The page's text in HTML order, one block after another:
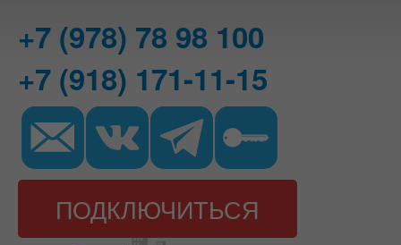
+7 (978) 78 98 100
+7 (918) 171-11-15
ПОДКЛЮЧИТЬСЯ